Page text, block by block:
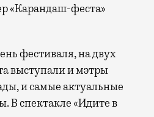
«Карандаш-феста»
фестиваля, на двух
выступали и мэтры
и самые актуальные
В спектакле «Идите в